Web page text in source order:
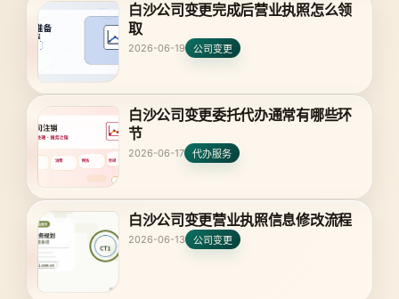
白沙公司变更完成后营业执照怎么领
取
2026-06-19 公司变更
白沙公司变更委托代办通常有哪些环
节
2026-06-17 代办服务
白沙公司变更营业执照信息修改流程
2026-06-13 公司变更